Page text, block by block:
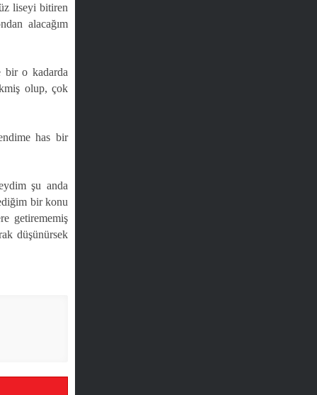
liseyi bitiren
alacağım
bir o kadarda
olup, çok
has bir
şu anda
bir konu
getirememiş
düşünürsek